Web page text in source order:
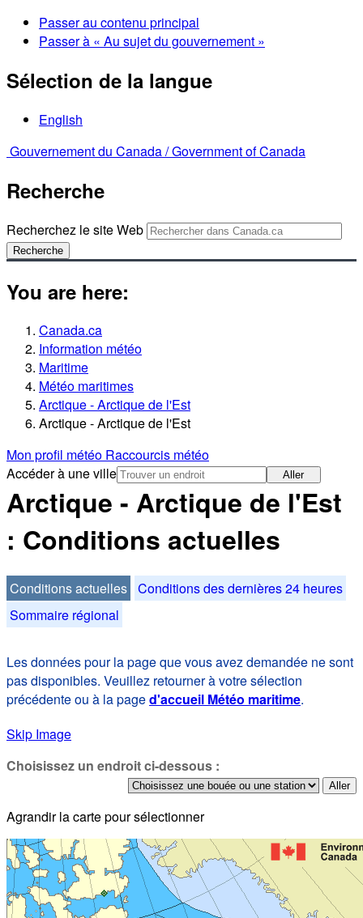
Passer au contenu principal
Passer à « Au sujet du gouvernement »
Sélection de la langue
English
Gouvernement du Canada /Government of Canada
Recherche
Recherchez le site Web
Recherche
You are here:
Canada.ca
Information météo
Maritime
Météo maritimes
Arctique - Arctique de l'Est
Arctique - Arctique de l'Est
Mon profil météo Raccourcis météo
Accéder à une ville
Aller
Arctique - Arctique de l'Est
: Conditions actuelles
Conditions actuelles Conditions des dernières 24 heures
Sommaire régional
Les données pour la page que vous avez demandée ne sont
pas disponibles. Veuillez retourner à votre sélection
précédente ou à la paged'accueil Météo maritime.
Skip Image
Choisissez un endroit ci-dessous :
Agrandir la carte pour sélectionner